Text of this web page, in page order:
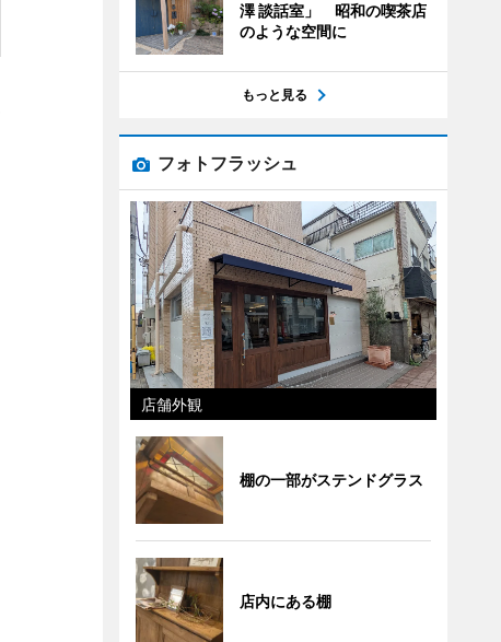
澤 談話室」 昭和の喫茶店
のような空間に
もっと見る
フォトフラッシュ
店舗外観
棚の一部がステンドグラス
店内にある棚